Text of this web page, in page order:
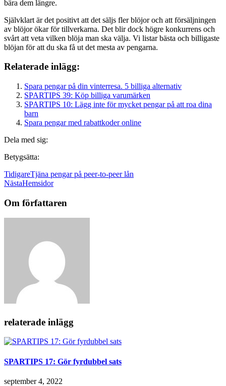
bära dem längre.
Självklart är det positivt att det säljs fler blöjor och att försäljningen
av blöjor ökar för tillverkarna. Det blir dock högre konkurrens och
svårt att veta vilken blöja man ska välja. Vi listar bästa och billigaste
blöjan för att du ska få ut det mesta av pengarna.
Relaterade inlägg:
Spara pengar på din vinterresa. 5 billiga alternativ
SPARTIPS 39: Köp billiga varumärken
SPARTIPS 10: Lägg inte för mycket pengar på att roa dina
barn
Spara pengar med rabattkoder online
Dela med sig:
Betygsätta:
TidigareTjäna pengar på peer-to-peer lån
NästaHemsidor
Om författaren
relaterade inlägg
SPARTIPS 17: Gör fyrdubbel sats
september 4, 2022